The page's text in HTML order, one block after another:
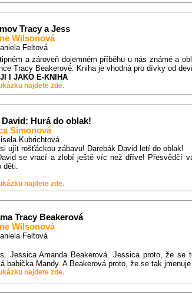
Tracy a Jess
Wilsonová
Feltová
a zároveň dojemném příběhu u nás známé a
Tracy Beakerové. Kniha je vhodná pro dívky od
I JAKO E-KNIHA
najdete zde.
David: Hurá do oblak!
Simonová
Kubrichtová
ujít rošťáckou zábavu! Darebák David letí do oblak!
se vrací a zlobí ještě víc než dříve! Přesvědčí
děti.
najdete zde.
Tracy Beakerová
Wilsonová
Feltová
Jessica Amanda Beakerová. Jessica proto, že
babička Mandy. A Beakerová proto, že se tak
najdete zde.